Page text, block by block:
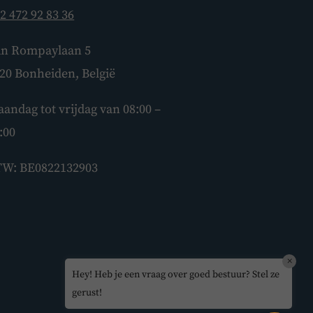
472 92 83 36
Rompaylaan 5
Bonheiden, België
tot vrijdag van 08:00 –
BE0822132903
Hey! Heb je een vraag over goed
bestuur? Stel ze gerust!
Hey! Heb je een vraag over goed bestuur? Stel ze
gerust!
×